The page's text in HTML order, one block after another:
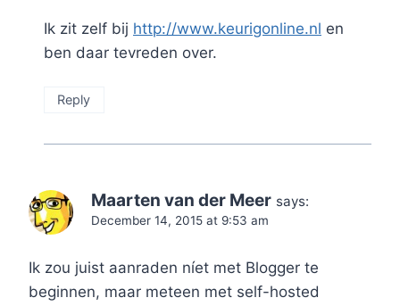
Ik zit zelf bij http://www.keurigonline.nl en
ben daar tevreden over.
Reply
Maarten van der Meer says:
December 14, 2015 at 9:53 am
Ik zou juist aanraden níet met Blogger te
beginnen, maar meteen met self-hosted